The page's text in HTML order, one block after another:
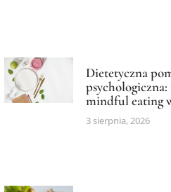
Dietetyczna
mindful eating
3 sierpnia, 2026